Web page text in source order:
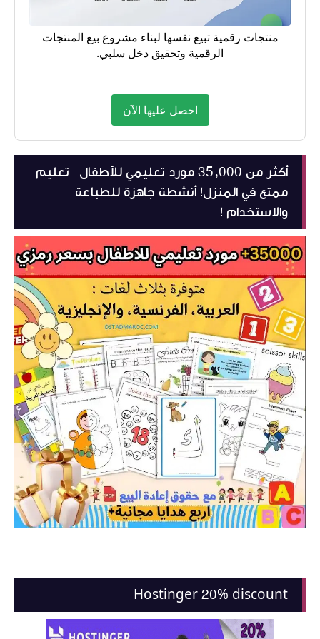
منتجات رقمية تبيع نفسها لبناء مشروع بيع المنتجات
الرقمية وتحقيق دخل سلبي.
احصل عليها الآن
أكثر من 35,000 مورد تعليمي للأطفال -تعليم
ممتع في المنزل! أنشطة جاهزة للطباعة
والاستخدام !
Hostinger 20% discount